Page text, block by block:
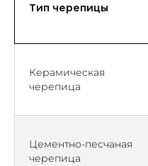
Тип черепицы
Керамическая
черепица
Цементно-песчаная
черепица